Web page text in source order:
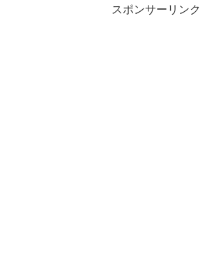
スポンサーリンク